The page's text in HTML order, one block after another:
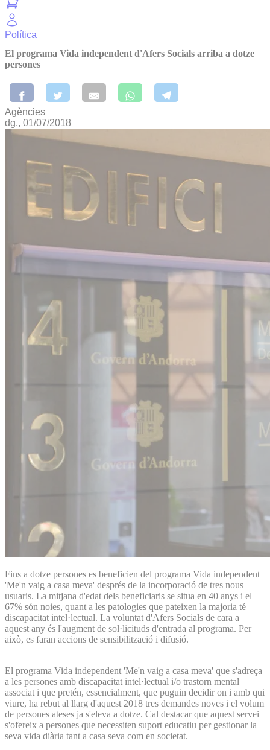
Política
El programa Vida independent d'Afers Socials arriba a dotze
persones
Agències
dg., 01/07/2018
Fins a dotze persones es beneficien del programa Vida independent
'Me'n vaig a casa meva' després de la incorporació de tres nous
usuaris. La mitjana d'edat dels beneficiaris se situa en 40 anys i el
67% són noies, quant a les patologies que pateixen la majoria té
discapacitat intel·lectual. La voluntat d'Afers Socials de cara a
aquest any és l'augment de sol·licituds d'entrada al programa. Per
això, es faran accions de sensibilització i difusió.
El programa Vida independent 'Me'n vaig a casa meva' que s'adreça
a les persones amb discapacitat intel·lectual i/o trastorn mental
associat i que pretén, essencialment, que puguin decidir on i amb qui
viure, ha rebut al llarg d'aquest 2018 tres demandes noves i el volum
de persones ateses ja s'eleva a dotze. Cal destacar que aquest servei
s'ofereix a persones que necessiten suport educatiu per gestionar la
seva vida diària tant a casa seva com en societat.